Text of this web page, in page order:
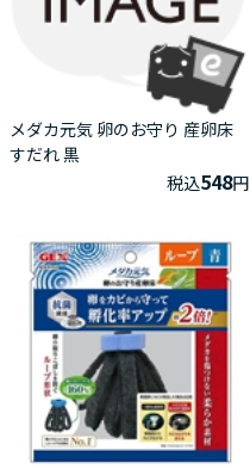
メダカ元気 卵のお守り 産卵床
すだれ 黒
税込548円